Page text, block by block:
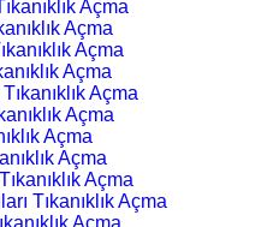
Açma
Açma
Açma
Açma
Açma
Açma
Açma
Açma
Açma
Tıkanıklık Açma